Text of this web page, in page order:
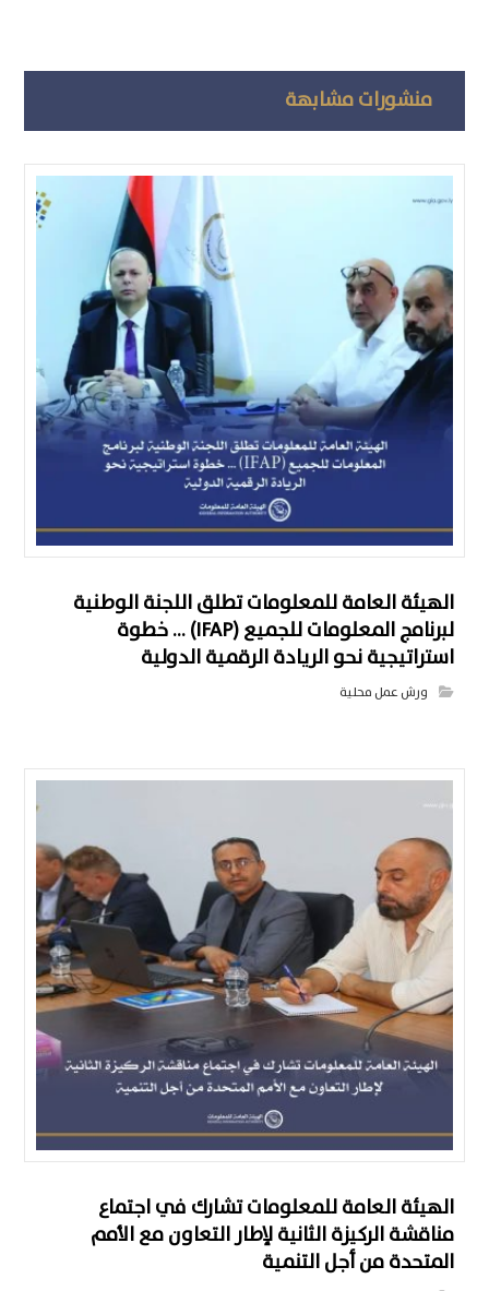
منشورات مشابهة
الهيئة العامة للمعلومات تطلق اللجنة الوطنية
لبرنامج المعلومات للجميع (IFAP) … خطوة
استراتيجية نحو الريادة الرقمية الدولية
ورش عمل محلية
الهيئة العامة للمعلومات تشارك في اجتماع
مناقشة الركيزة الثانية لإطار التعاون مع الأمم
المتحدة من أجل التنمية